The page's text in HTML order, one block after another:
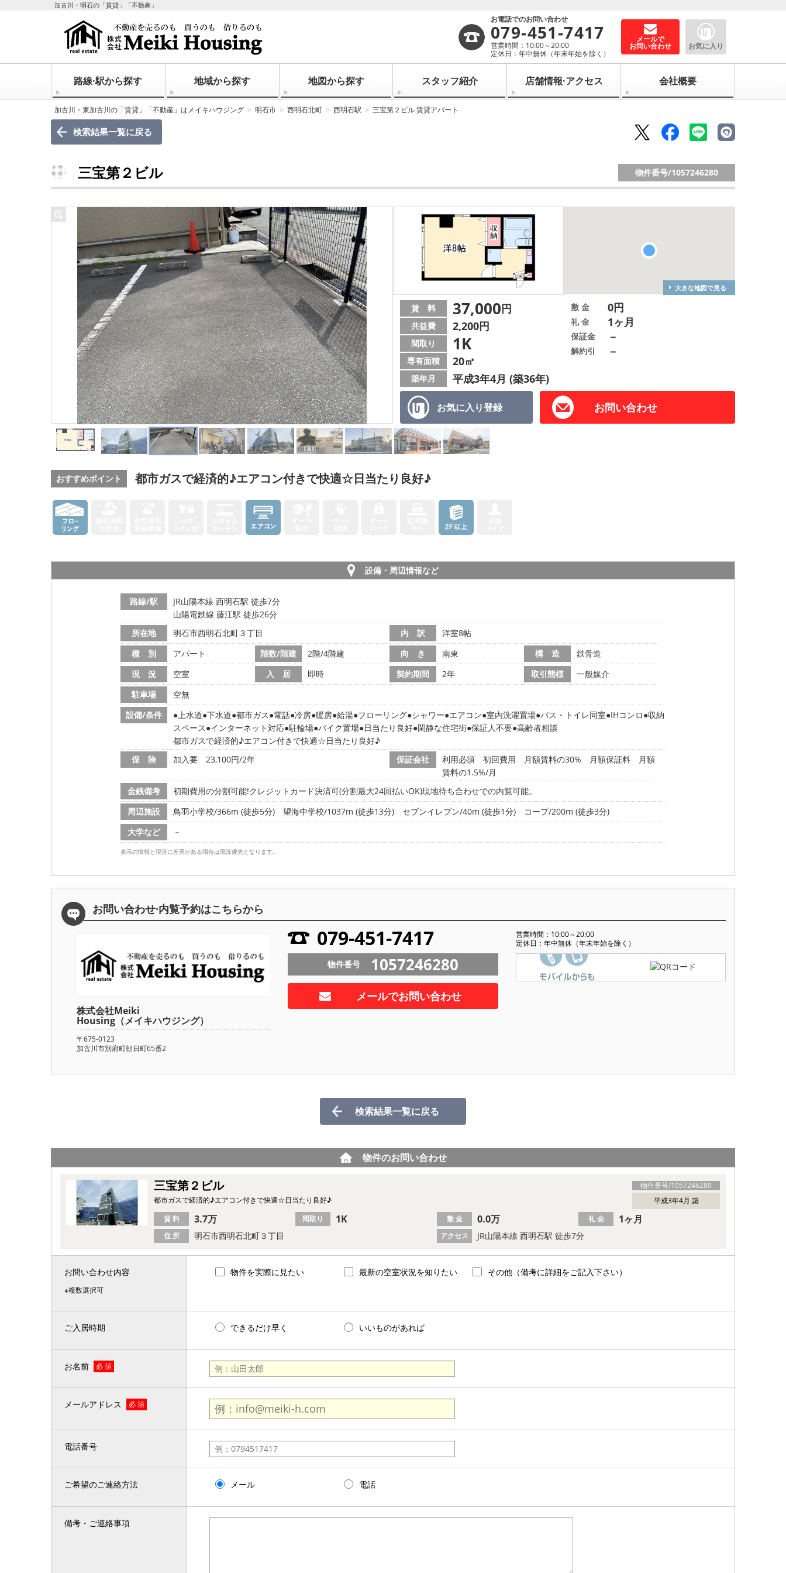
加古川・明石の「賃貸」「不動産」
お電話でのお問い合わせ
079-451-7417
営業時間：10:00～20:00
定休日：年中無休（年末年始を除く）
メールで
お問い合わせ お気に入り
路線·駅から探す 地域から探す 地図から探す スタッフ紹介 店舗情報·アクセス 会社概要
加古川・東加古川の「賃貸」「不動産」はメイキハウジング 明石市 西明石北町 西明石駅 三宝第２ビル 賃貸アパート
検索結果一覧に戻る
三宝第２ビル 物件番号/1057246280
大きな地図で見る
お気に入り登録 お問い合わせ
賃 料 37,000円
共益費 2,200円
間取り 1K
専有面積 20㎡
築年月 平成3年4月 (築36年)
敷 金 0円
礼 金 1ヶ月
保証金 －
解約引 －
おすすめポイント 都市ガスで経済的♪エアコン付きで快適☆日当たり良好♪
設備・周辺情報など
路線/駅
JR山陽本線 西明石駅 徒歩7分
山陽電鉄線 藤江駅 徒歩26分
所在地
明石市西明石北町３丁目 内 訳
洋室8帖
種 別
アパート 階数/階建 2階/4階建 向 き 南東 構 造
鉄骨造
現 況
空室 入 居 即時 契約期間 2年 取引態様
一般媒介
駐車場
空無
設備/条件
上水道 下水道 都市ガス 電話 冷房 暖房 給湯 フローリング シャワー エアコン 室内洗濯置場 バス・トイレ同室 IHコンロ 収納
スペース インターネット対応 駐輪場 バイク置場 日当たり良好 閑静な住宅街 保証人不要 高齢者相談
都市ガスで経済的♪エアコン付きで快適☆日当たり良好♪
保 険
加入要 23,100円/2年 保証会社
利用必須 初回費用 月額賃料の30% 月額保証料 月額
賃料の1.5%/月
金銭備考
初期費用の分割可能!クレジットカード決済可(分割最大24回払いOK)現地待ち合わせでの内覧可能。
周辺施設
鳥羽小学校/366m (徒歩5分) 望海中学校/1037m (徒歩13分) セブンイレブン/40m (徒歩1分)
コープ/200m (徒歩3分)
大学など
－
表示の情報と現況に差異がある場合は現況優先となります。
お問い合わせ·内覧予約はこちらから
株式会社Meiki
Housing（メイキハウジング）
〒675-0123
加古川市別府町朝日町65番2
079-451-7417
営業時間：10:00～20:00
定休日：年中無休（年末年始を除く）
物件番号 1057246280
メールでお問い合わせ
検索結果一覧に戻る
物件のお問い合わせ
物件番号/1057246280
三宝第２ビル
平成3年4月 築
都市ガスで経済的♪エアコン付きで快適☆日当たり良好♪
住 所 明石市西明石北町３丁目 アクセス JR山陽本線 西明石駅 徒歩7分
賃 料 3.7万 間取り 1K 敷 金 0.0万 礼 金 1ヶ月
お問い合わせ内容
※複数選択可
物件を実際に見たい 最新の空室状況を知りたい その他（備考に詳細をご記入下さい）
ご入居時期 できるだけ早く いいものがあれば
お名前 必 須
メールアドレス 必 須
電話番号
ご希望のご連絡方法 メール 電話
備考・ご連絡事項